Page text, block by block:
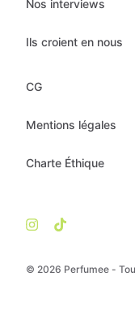
© 2026 Perfumee -
Nos interviews
Ils croient en nous
CG
Mentions légales
Charte Éthique